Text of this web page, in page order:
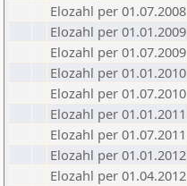
Elozahl per 01.07.2008
Elozahl per 01.01.2009
Elozahl per 01.07.2009
Elozahl per 01.01.2010
Elozahl per 01.07.2010
Elozahl per 01.01.2011
Elozahl per 01.07.2011
Elozahl per 01.01.2012
Elozahl per 01.04.2012